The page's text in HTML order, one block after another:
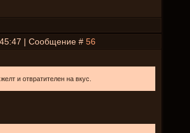
| Сообщение # 56
и отвратителен на вкус.